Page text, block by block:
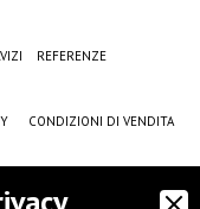
REFERENZE
CONDIZIONI DI VENDITA